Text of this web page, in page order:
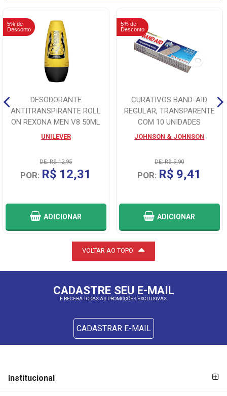
5% de
Desconto
DESODORANTE
ANTITRANSPIRANTE ROLL
ON REXONA MEN V8 50ML
UNILEVER
DE: R$ 12,95
POR: R$ 12,31
ADICIONAR
5% de
Desconto
CURATIVOS BAND-AID
REGULAR, TRANSPARENTE
COM 10 UNIDADES
JOHNSON & JOHNSON
DE: R$ 9,90
POR: R$ 9,41
ADICIONAR
VOLTAR AO TOPO
CADASTRE SEU E-MAIL
E RECEBA TODAS AS PROMOÇÕES EXCLUSIVAS.
CADASTRAR E-MAIL
DE
PAGAMENTO
Institucional